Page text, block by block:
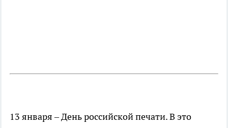
13 января – День российской печати. В это